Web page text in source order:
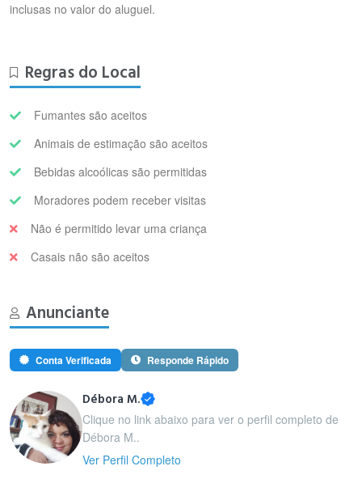
inclusas no valor do aluguel.
Regras do Local
Fumantes são aceitos
Animais de estimação são aceitos
Bebidas alcoólicas são permitidas
Moradores podem receber visitas
Não é permitido levar uma criança
Casais não são aceitos
Anunciante
Conta Verificada Responde Rápido
Débora M.
Clique no link abaixo para ver o perfil completo de
Débora M..
Ver Perfil Completo